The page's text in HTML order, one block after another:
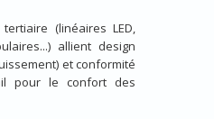
(linéaires LED,
allient design
et conformité
pour le confort des